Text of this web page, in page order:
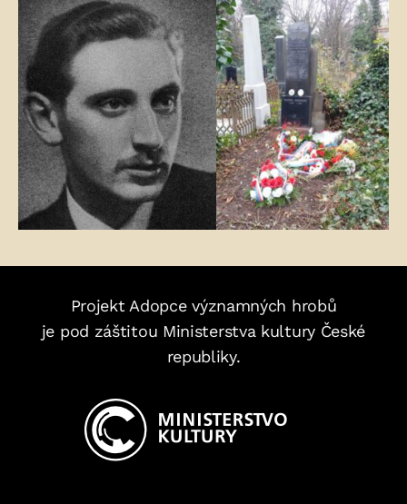
Fotogalerie:
Projekt Adopce významných hrobů
je pod záštitou Ministerstva kultury České
republiky.